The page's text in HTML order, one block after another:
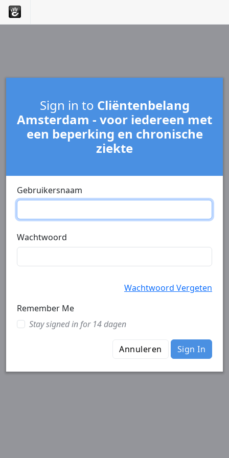
Sign in to Cliëntenbelang
Amsterdam - voor iedereen met
een beperking en chronische
ziekte
Gebruikersnaam
Wachtwoord
Wachtwoord Vergeten
Remember Me
Stay signed in for 14 dagen
Annuleren Sign In